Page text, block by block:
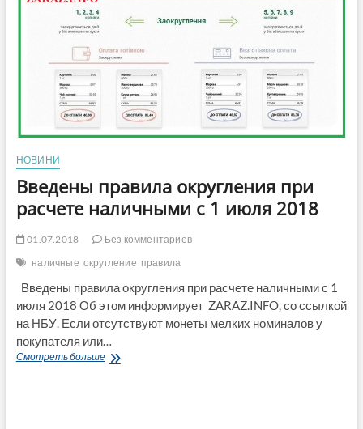
НОВИНИ
Введены правила округления при
расчете наличными с 1 июля 2018
01.07.2018
Без комментариев
наличные округление правила
Введены правила округления при расчете наличными с 1
июля 2018 Об этом информирует ZARAZ.INFO, со ссылкой
на НБУ. Если отсутствуют монеты мелких номиналов у
покупателя или…
Смотреть большеВведены